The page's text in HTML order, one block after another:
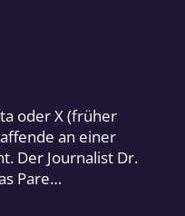
oder X (früher
an einer
Der Journalist Dr.
Pare…